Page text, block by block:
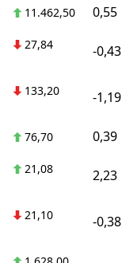
11.462,50 0,55
27,84 -0,43
133,20 -1,19
76,70 0,39
21,08 2,23
21,10 -0,38